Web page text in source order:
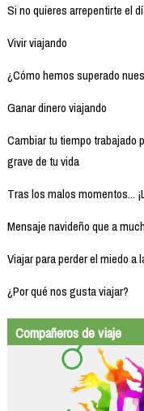
Si no quieres arrepentirte el
Vivir viajando
¿Cómo hemos superado
Ganar dinero viajando
Cambiar tu tiempo trabajado
grave de tu vida
Tras los malos momentos...
Mensaje navideño que a
Viajar para perder el miedo a
¿Por qué nos gusta viajar?
Compañeros de viaje